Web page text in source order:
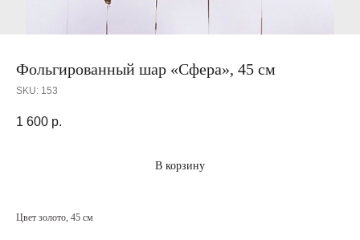
Фольгированный шар «Сфера», 45 см
SKU: 153
1 600 р.
В корзину
Цвет золото, 45 см